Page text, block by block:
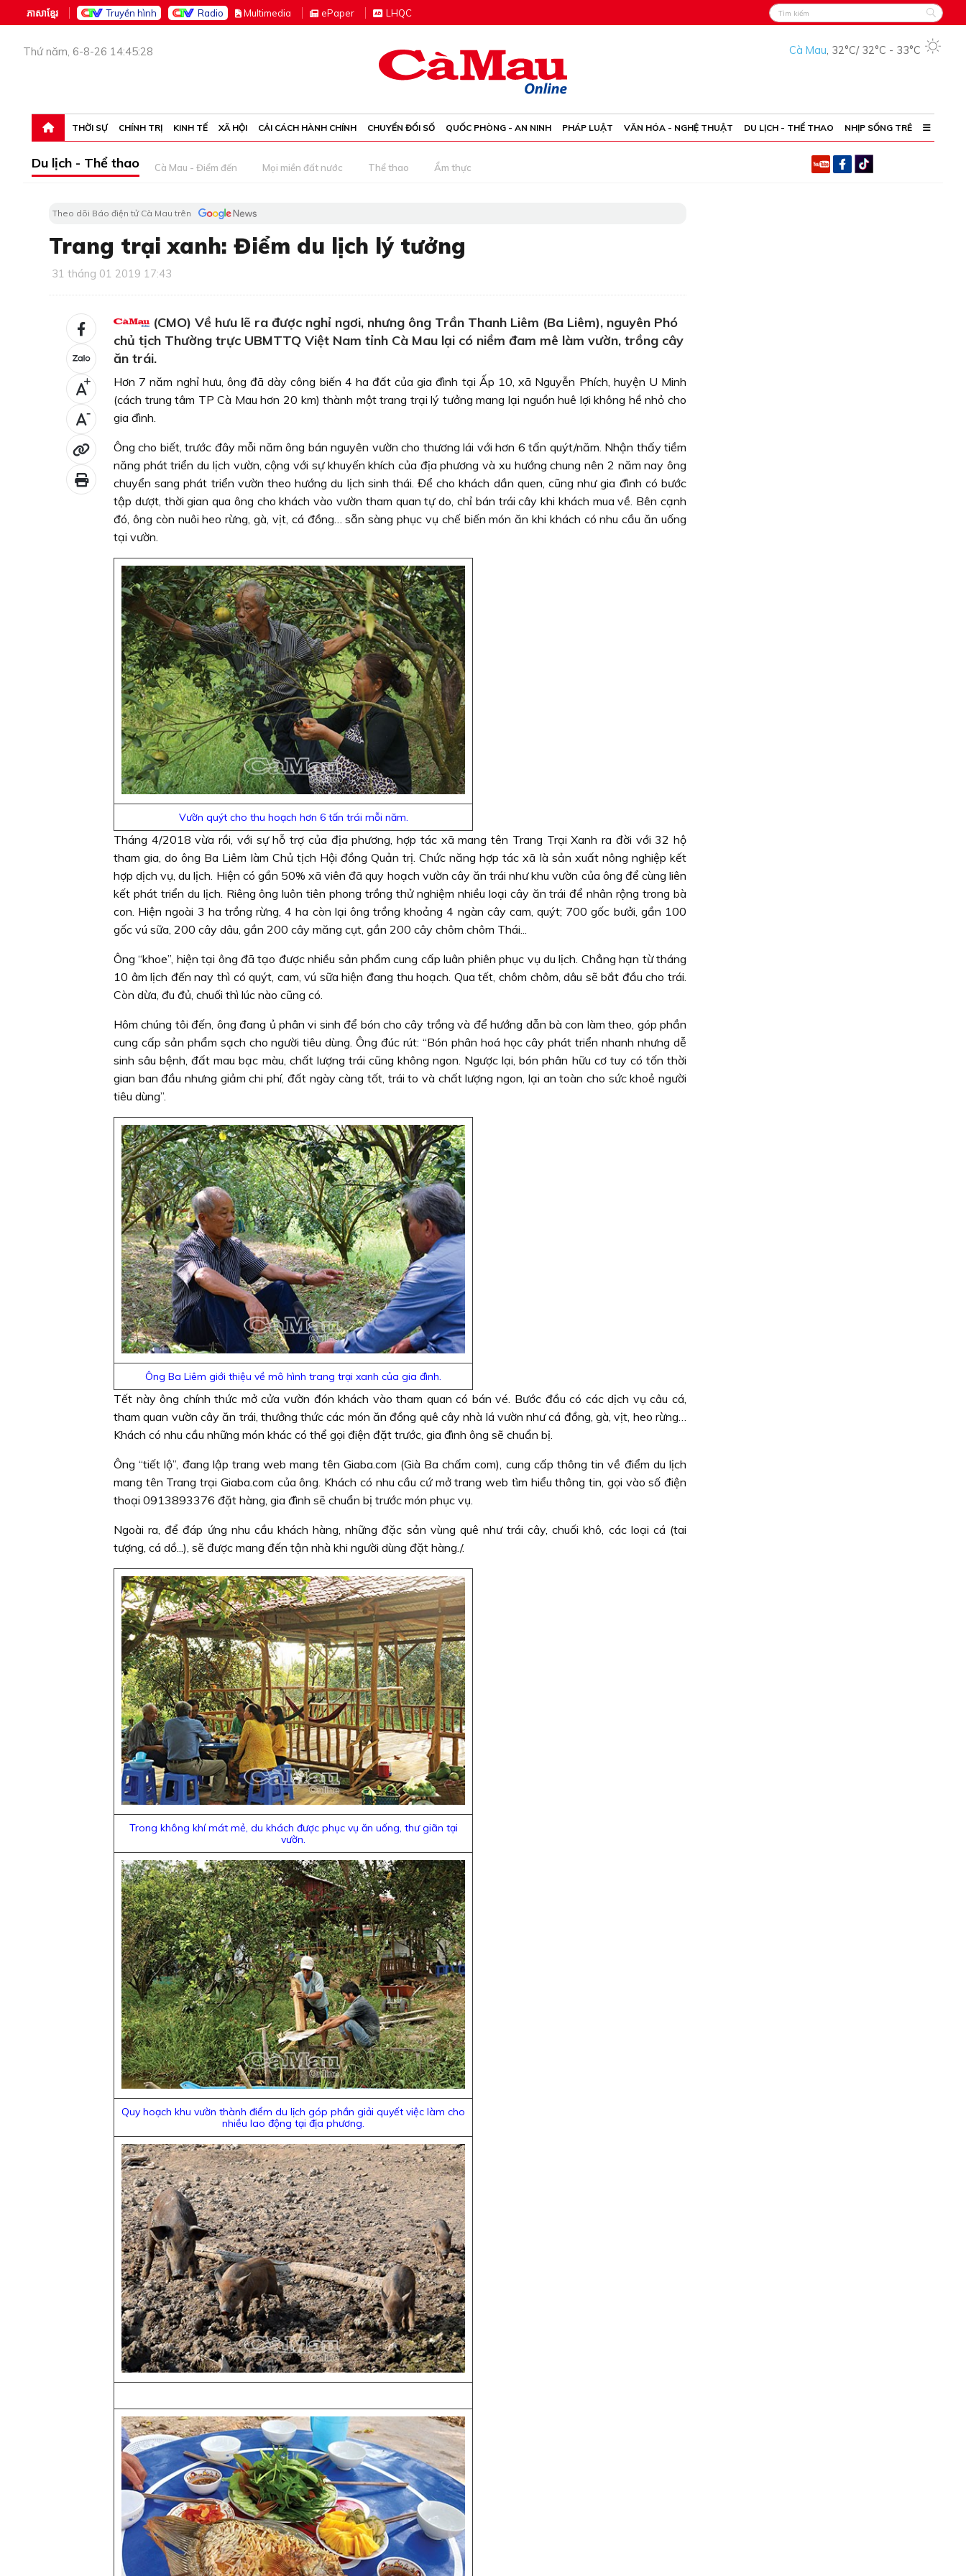
ភាសាខ្មែរ Truyền hình Radio Multimedia ePaper LHQC
Thứ năm, 6-8-26 14:45:28 Cà Mau, 32°C/ 32°C - 33°C
THỜI SỰ CHÍNH TRỊ KINH TẾ XÃ HỘI CẢI CÁCH HÀNH CHÍNH CHUYỂN ĐỔI SỐ QUỐC PHÒNG - AN NINH PHÁP LUẬT VĂN HÓA - NGHỆ THUẬT DU LỊCH - THỂ THAO NHỊP SỐNG TRẺ
Du lịch - Thể thao Cà Mau - Điểm đến Mọi miền đất nước Thể thao Ẩm thực
Theo dõi Báo điện tử Cà Mau trên
Trang trại xanh: Điểm du lịch lý tưởng
31 tháng 01 2019 17:43
+
-
(CMO) Về hưu lẽ ra được nghỉ ngơi, nhưng ông Trần Thanh Liêm (Ba Liêm), nguyên Phó
chủ tịch Thường trực UBMTTQ Việt Nam tỉnh Cà Mau lại có niềm đam mê làm vườn, trồng cây
ăn trái.
Hơn 7 năm nghỉ hưu, ông đã dày công biến 4 ha đất của gia đình tại Ấp 10, xã Nguyễn Phích, huyện U Minh
(cách trung tâm TP Cà Mau hơn 20 km) thành một trang trại lý tưởng mang lại nguồn huê lợi không hề nhỏ cho
gia đình.
Ông cho biết, trước đây mỗi năm ông bán nguyên vườn cho thương lái với hơn 6 tấn quýt/năm. Nhận thấy tiềm
năng phát triển du lịch vườn, cộng với sự khuyến khích của địa phương và xu hướng chung nên 2 năm nay ông
chuyển sang phát triển vườn theo hướng du lịch sinh thái. Để cho khách dần quen, cũng như gia đình có bước
tập dượt, thời gian qua ông cho khách vào vườn tham quan tự do, chỉ bán trái cây khi khách mua về. Bên cạnh
đó, ông còn nuôi heo rừng, gà, vịt, cá đồng… sẵn sàng phục vụ chế biến món ăn khi khách có nhu cầu ăn uống
tại vườn.
Vườn quýt cho thu hoạch hơn 6 tấn trái mỗi năm.
Tháng 4/2018 vừa rồi, với sự hỗ trợ của địa phương, hợp tác xã mang tên Trang Trại Xanh ra đời với 32 hộ
tham gia, do ông Ba Liêm làm Chủ tịch Hội đồng Quản trị. Chức năng hợp tác xã là sản xuất nông nghiệp kết
hợp dịch vụ, du lịch. Hiện có gần 50% xã viên đã quy hoạch vườn cây ăn trái như khu vườn của ông để cùng liên
kết phát triển du lịch. Riêng ông luôn tiên phong trồng thử nghiệm nhiều loại cây ăn trái để nhân rộng trong bà
con. Hiện ngoài 3 ha trồng rừng, 4 ha còn lại ông trồng khoảng 4 ngàn cây cam, quýt; 700 gốc bưởi, gần 100
gốc vú sữa, 200 cây dâu, gần 200 cây măng cụt, gần 200 cây chôm chôm Thái...
Ông “khoe”, hiện tại ông đã tạo được nhiều sản phẩm cung cấp luân phiên phục vụ du lịch. Chẳng hạn từ tháng
10 âm lịch đến nay thì có quýt, cam, vú sữa hiện đang thu hoạch. Qua tết, chôm chôm, dâu sẽ bắt đầu cho trái.
Còn dừa, đu đủ, chuối thì lúc nào cũng có.
Hôm chúng tôi đến, ông đang ủ phân vi sinh để bón cho cây trồng và để hướng dẫn bà con làm theo, góp phần
cung cấp sản phẩm sạch cho người tiêu dùng. Ông đúc rút: “Bón phân hoá học cây phát triển nhanh nhưng dễ
sinh sâu bệnh, đất mau bạc màu, chất lượng trái cũng không ngon. Ngược lại, bón phân hữu cơ tuy có tốn thời
gian ban đầu nhưng giảm chi phí, đất ngày càng tốt, trái to và chất lượng ngon, lại an toàn cho sức khoẻ người
tiêu dùng”.
Ông Ba Liêm giới thiệu về mô hình trang trại xanh của gia đình.
Tết này ông chính thức mở cửa vườn đón khách vào tham quan có bán vé. Bước đầu có các dịch vụ câu cá,
tham quan vườn cây ăn trái, thưởng thức các món ăn đồng quê cây nhà lá vườn như cá đồng, gà, vịt, heo rừng…
Khách có nhu cầu những món khác có thể gọi điện đặt trước, gia đình ông sẽ chuẩn bị.
Ông “tiết lộ”, đang lập trang web mang tên Giaba.com (Già Ba chấm com), cung cấp thông tin về điểm du lịch
mang tên Trang trại Giaba.com của ông. Khách có nhu cầu cứ mở trang web tìm hiểu thông tin, gọi vào số điện
thoại 0913893376 đặt hàng, gia đình sẽ chuẩn bị trước món phục vụ.
Ngoài ra, để đáp ứng nhu cầu khách hàng, những đặc sản vùng quê như trái cây, chuối khô, các loại cá (tai
tượng, cá dồ...), sẽ được mang đến tận nhà khi người dùng đặt hàng./.
Trong không khí mát mẻ, du khách được phục vụ ăn uống, thư giãn tại
vườn.
Quy hoạch khu vườn thành điểm du lịch góp phần giải quyết việc làm cho
nhiều lao động tại địa phương.